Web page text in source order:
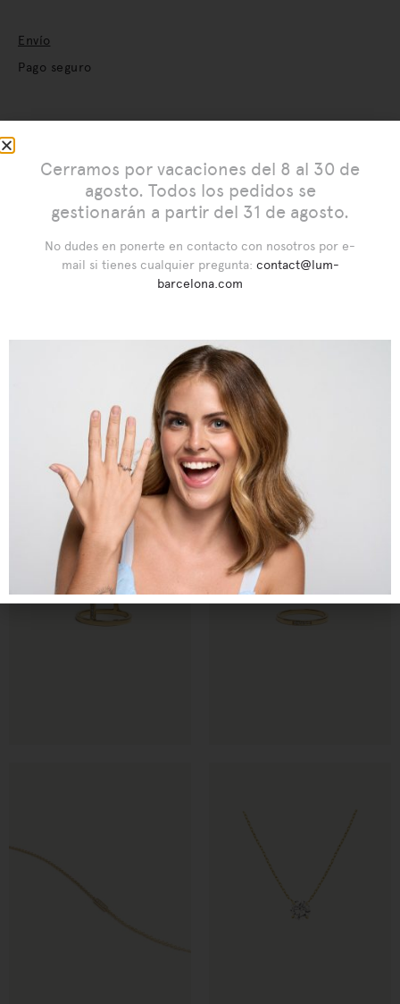
Envío
Pago seguro
Productos relacionados
€
Cerramos por vacaciones del 8 al 30 de
agosto. Todos los pedidos se
gestionarán a partir del 31 de agosto.
No dudes en ponerte en contacto con nosotros por e-
mail si tienes cualquier pregunta: contact@lum-
barcelona.com